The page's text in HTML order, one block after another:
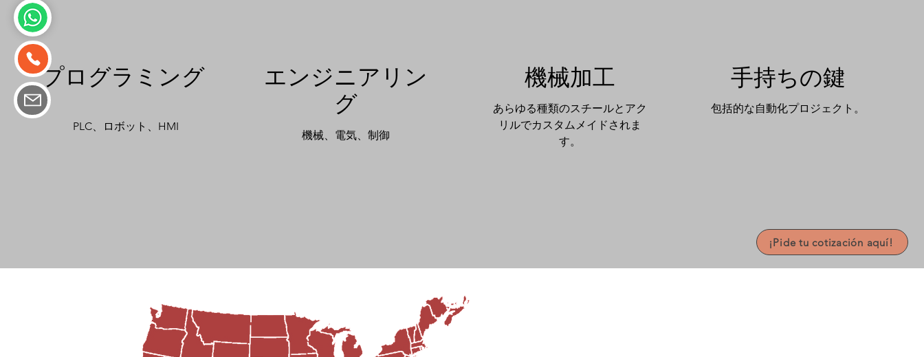
プログラミング
PLC、ロボット、HMI
エンジニアリン
グ
機械、電気、制御
機械加工
あらゆる種類のスチールとアク
リルでカスタムメイドされま
す。
手持ちの鍵
包括的な自動化プロジェクト。
¡Pide tu cotización aquí!